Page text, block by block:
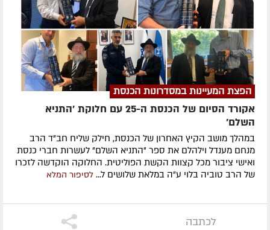
הפצת המעיינות במסדרונות הכנסת
אקורד הסיום של הכנסת ה-25 עם חלוקת 'התניא
השלם'
במהלך מושב הקיץ האחרון של הכנסת, חילק שליח חב"ד הרב
מנחם מענדל וילהלם את ספר "התניא השלם" לעשרות חברי כנסת
ואישי ציבור מכל קצוות הקשת הפוליטית. החלוקה הוקדשה לזכרו
של הרב טוביה בלוי ע"ה במלאת שלושים ל... לסיפור המלא
לכתבה